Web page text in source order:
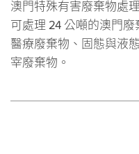
澳門特殊有害廢棄物處
可處理 24 公噸的澳門
醫療廢棄物、固態與液
宰廢棄物。